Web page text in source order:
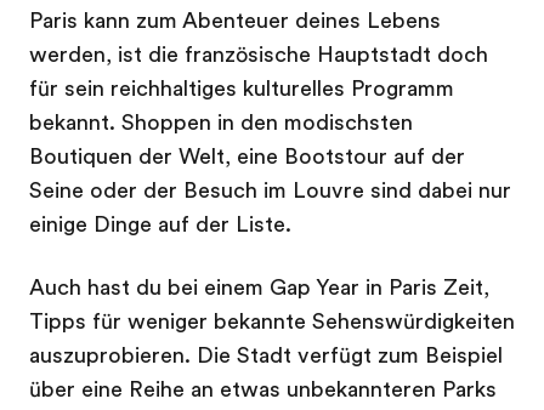
Paris kann zum Abenteuer deines Lebens
werden, ist die französische Hauptstadt doch
für sein reichhaltiges kulturelles Programm
bekannt. Shoppen in den modischsten
Boutiquen der Welt, eine Bootstour auf der
Seine oder der Besuch im Louvre sind dabei nur
einige Dinge auf der Liste.
Auch hast du bei einem Gap Year in Paris Zeit,
Tipps für weniger bekannte Sehenswürdigkeiten
auszuprobieren. Die Stadt verfügt zum Beispiel
über eine Reihe an etwas unbekannteren Parks